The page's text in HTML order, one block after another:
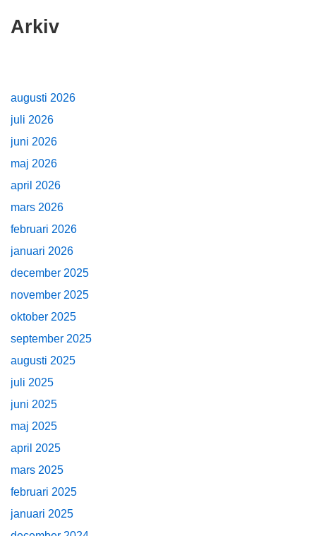
Arkiv
augusti 2026
juli 2026
juni 2026
maj 2026
april 2026
mars 2026
februari 2026
januari 2026
december 2025
november 2025
oktober 2025
september 2025
augusti 2025
juli 2025
juni 2025
maj 2025
april 2025
mars 2025
februari 2025
januari 2025